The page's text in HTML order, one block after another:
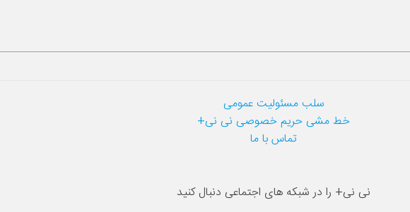
سلب مسئولیت عمومی
خط مشی حریم خصوصی نی نی+
تماس با ما
نی نی+ را در شبکه های اجتماعی دنبال کنید